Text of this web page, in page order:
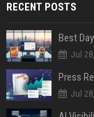
RECENT POSTS
Best
Jul
Jul